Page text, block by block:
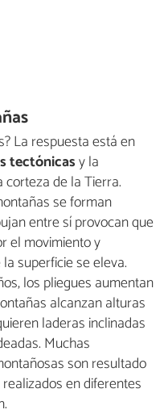
La respuesta está en
tectónicasy la
de la Tierra.
se forman
entre sí provocan que
el movimiento y
superficie se eleva.
los pliegues aumentan
alcanzan alturas
laderas inclinadas
Muchas
son resultado
en diferentes